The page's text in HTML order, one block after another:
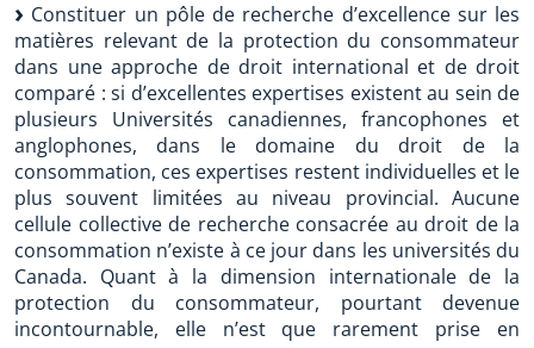
Constituer un pôle de recherche d’excellence sur les
matières relevant de la protection du consommateur
dans une approche de droit international et de droit
comparé : si d’excellentes expertises existent au sein de
plusieurs Universités canadiennes, francophones et
anglophones, dans le domaine du droit de la
consommation, ces expertises restent individuelles et le
plus souvent limitées au niveau provincial. Aucune
cellule collective de recherche consacrée au droit de la
consommation n’existe à ce jour dans les universités du
Canada. Quant à la dimension internationale de la
protection du consommateur, pourtant devenue
incontournable, elle n’est que rarement prise en